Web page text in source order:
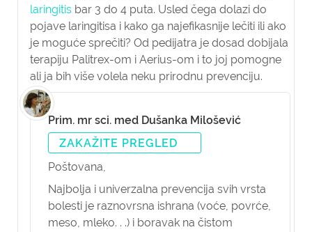
laringitis bar 3 do 4 puta. Usled čega dolazi do
pojave laringitisa i kako ga najefikasnije lečiti ili ako
je moguće sprečiti? Od pedijatra je dosad dobijala
terapiju Palitrex-om i Aerius-om i to joj pomogne
ali ja bih više volela neku prirodnu prevenciju.
Prim. mr sci. med Dušanka Milošević
ZAKAŽITE PREGLED
Poštovana,
Najbolja i univerzalna prevencija svih vrsta
bolesti je raznovrsna ishrana (voće, povrće,
meso, mleko. . .) i boravak na čistom